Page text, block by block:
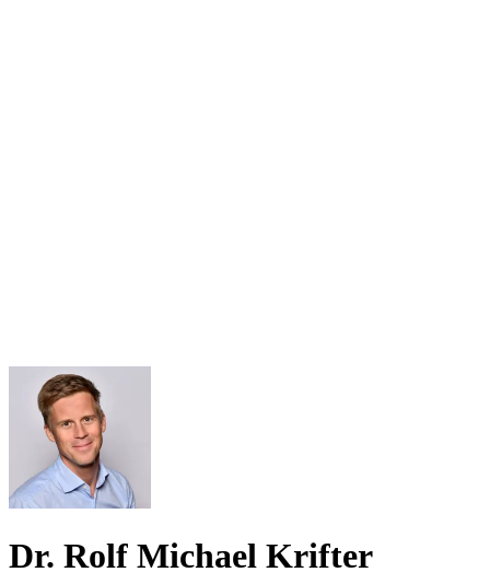
Dr. Rolf Michael Krifter